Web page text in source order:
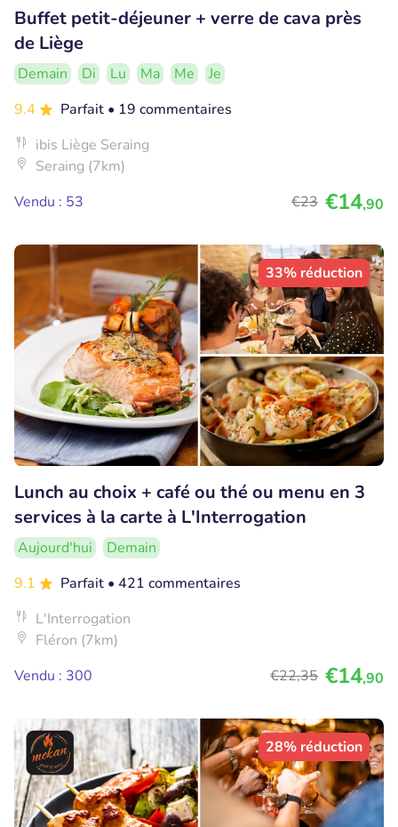
Buffet petit-déjeuner + verre de cava près
de Liège
Demain Di Lu Ma Me
Je
9.4
Parfait • 19 commentaires
ibis Liège Seraing
Seraing (7km)
Vendu : 53
€23 €14,90
33% réduction
Lunch au choix + café ou thé ou menu en 3
services à la carte à L'Interrogation
Aujourd'hui
Demain
9.1
Parfait • 421 commentaires
L'Interrogation
Fléron (7km)
Vendu : 300
€22,35 €14,90
28% réduction